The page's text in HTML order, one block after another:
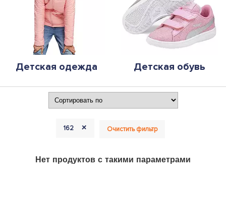
Детская одежда Детская обувь
162 + Очистить фильтр
Нет продуктов с такими параметрами